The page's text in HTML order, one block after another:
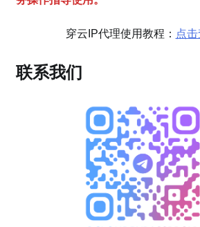
穿云IP代理使用教程： 点
联系我们